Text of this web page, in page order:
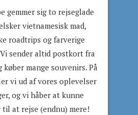
gemmer sig to rejseglade
vietnamesisk mad,
roadtrips og farverige
sender altid postkort fra
køber mange souvenirs. På
vi ud af vores oplevelser
og vi håber at kunne
at rejse (endnu) mere!